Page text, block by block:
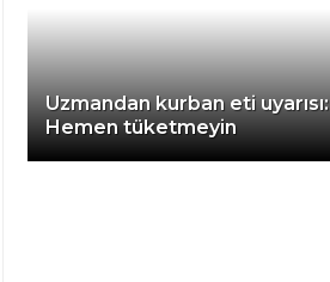
Uzmandan kurban eti uyarısı:
Hemen tüketmeyin